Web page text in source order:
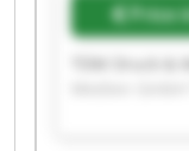
Price
Druck &